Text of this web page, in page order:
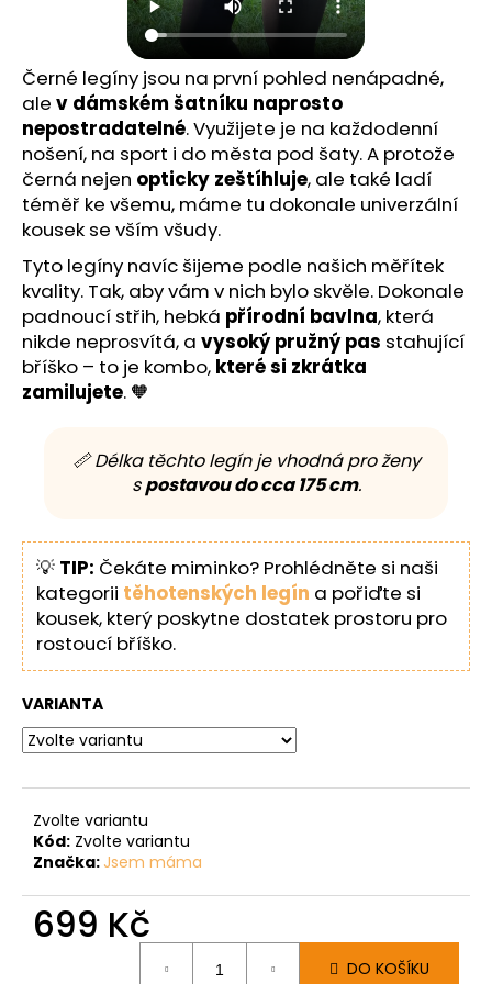
Černé legíny jsou na první pohled nenápadné,
ale v dámském šatníku naprosto
nepostradatelné. Využijete je na každodenní
nošení, na sport i do města pod šaty. A protože
černá nejen opticky zeštíhluje, ale také ladí
téměř ke všemu, máme tu dokonale univerzální
kousek se vším všudy.
Tyto legíny navíc šijeme podle našich měřítek
kvality. Tak, aby vám v nich bylo skvěle. Dokonale
padnoucí střih, hebká přírodní bavlna, která
nikde neprosvítá, a vysoký pružný pas stahující
bříško – to je kombo, které si zkrátka
zamilujete. 🧡
📏 Délka těchto legín je vhodná pro ženy
spostavou do cca 175 cm.
💡 TIP: Čekáte miminko? Prohlédněte si naši
kategorii těhotenských legín a pořiďte si
kousek, který poskytne dostatek prostoru pro
rostoucí bříško.
VARIANTA
Zvolte variantu
Kód: Zvolte variantu
Značka: Jsem máma
699 Kč
DO KOŠÍKU